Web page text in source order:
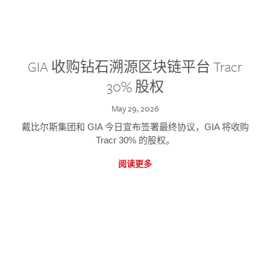
GIA 收购钻石溯源区块链平台 Tracr
30% 股权
May 29, 2026
戴比尔斯集团和 GIA 今日宣布签署最终协议，GIA 将收购
Tracr 30% 的股权。
阅读更多